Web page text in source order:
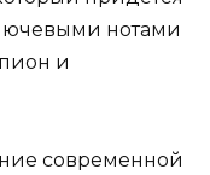
нотами
и
современной